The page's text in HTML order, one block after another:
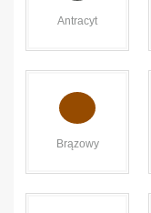
Antracyt
Brązowy